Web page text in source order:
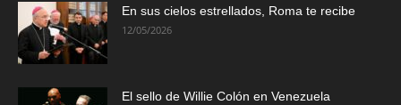
En sus cielos estrellados, Roma te recibe
12/05/2026
El sello de Willie Colón en Venezuela